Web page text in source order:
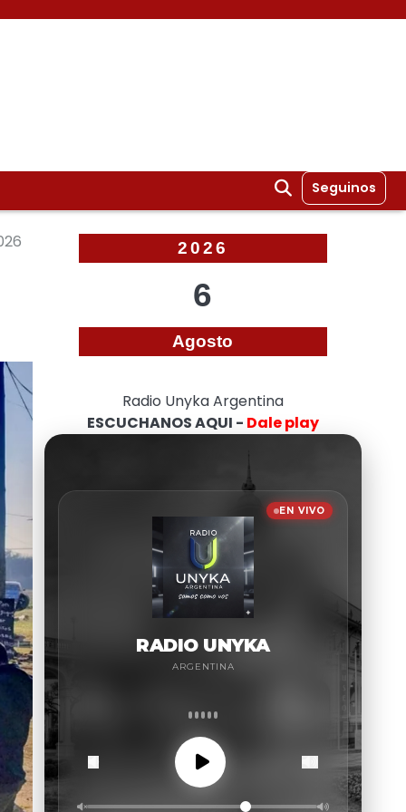
Seguinos
2026
6
Agosto
Radio Unyka Argentina
ESCUCHANOS AQUI - Dale play